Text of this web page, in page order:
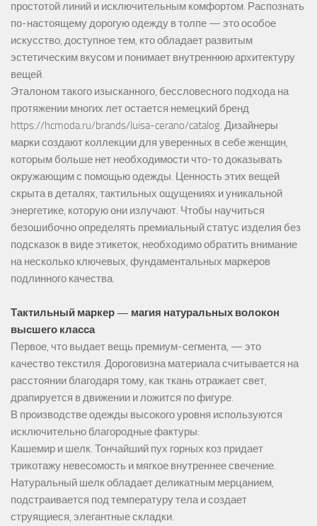
простотой линий и исключительным комфортом. Распознать
по-настоящему дорогую одежду в толпе — это особое
искусство, доступное тем, кто обладает развитым
эстетическим вкусом и понимает внутреннюю архитектуру
вещей.
Эталоном такого изысканного, бессловесного подхода на
протяжении многих лет остается немецкий бренд
https://hcmoda.ru/brands/luisa-cerano/catalog. Дизайнеры
марки создают коллекции для уверенных в себе женщин,
которым больше нет необходимости что-то доказывать
окружающим с помощью одежды. Ценность этих вещей
скрыта в деталях, тактильных ощущениях и уникальной
энергетике, которую они излучают. Чтобы научиться
безошибочно определять премиальный статус изделия без
подсказок в виде этикеток, необходимо обратить внимание
на несколько ключевых, фундаментальных маркеров
подлинного качества.
Тактильный маркер — магия натуральных волокон
высшего класса
Первое, что выдает вещь премиум-сегмента, — это
качество текстиля. Дороговизна материала считывается на
расстоянии благодаря тому, как ткань отражает свет,
драпируется в движении и ложится по фигуре.
В производстве одежды высокого уровня используются
исключительно благородные фактуры:
Кашемир и шелк. Тончайший пух горных коз придает
трикотажу невесомость и мягкое внутреннее свечение.
Натуральный шелк обладает деликатным мерцанием,
подстраивается под температуру тела и создает
струящиеся, элегантные складки.